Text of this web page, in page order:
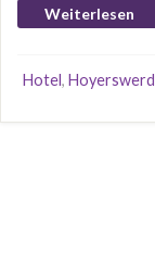
Weiterlesen
Hotel,